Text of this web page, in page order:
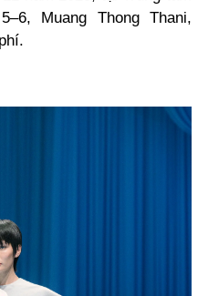
Muang Thong Thani,